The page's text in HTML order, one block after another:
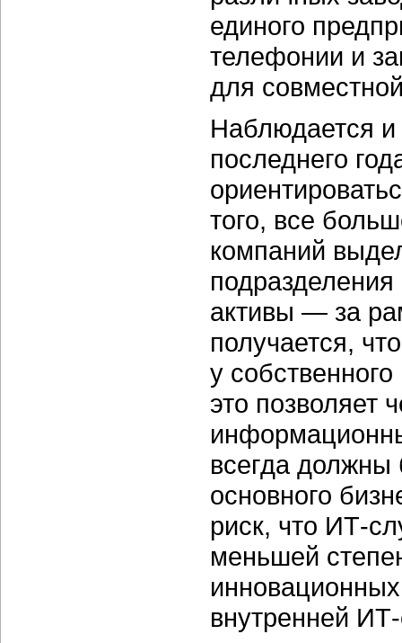
единого
телефонии и
для
Наблюдается и
последнего
того, все
компаний
активы — за
получается,
у
это позволяет
всегда должны
основного
риск, что ИТ-
меньшей
внутренней